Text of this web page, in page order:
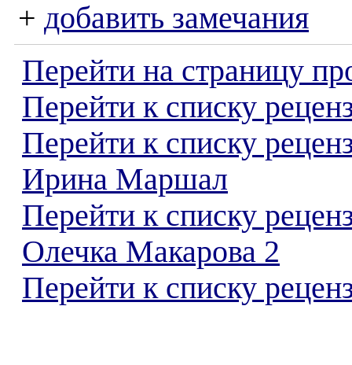
+ добавить замечания
Перейти на страницу
Перейти к списку
Перейти к списку
Ирина Маршал
Перейти к списку
Олечка Макарова 2
Перейти к списку